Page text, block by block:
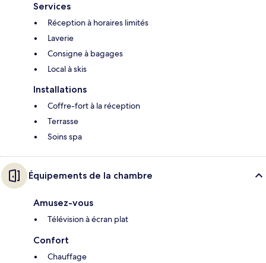
Services
Réception à horaires limités
Laverie
Consigne à bagages
Local à skis
Installations
Coffre-fort à la réception
Terrasse
Soins spa
Équipements de la chambre
Amusez-vous
Télévision à écran plat
Confort
Chauffage